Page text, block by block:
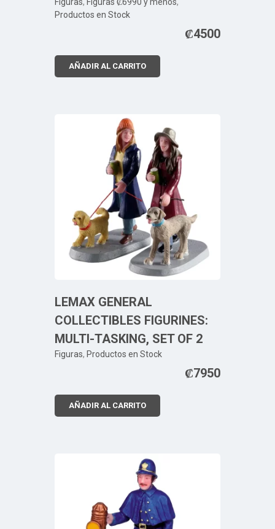
Productos en Stock
₡4500
AÑADIR AL CARRITO
LEMAX GENERAL
COLLECTIBLES FIGURINES:
MULTI-TASKING, SET OF 2
Figuras, Productos en Stock
₡7950
AÑADIR AL CARRITO